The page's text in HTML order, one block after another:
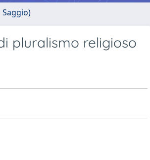
pluralismo religioso